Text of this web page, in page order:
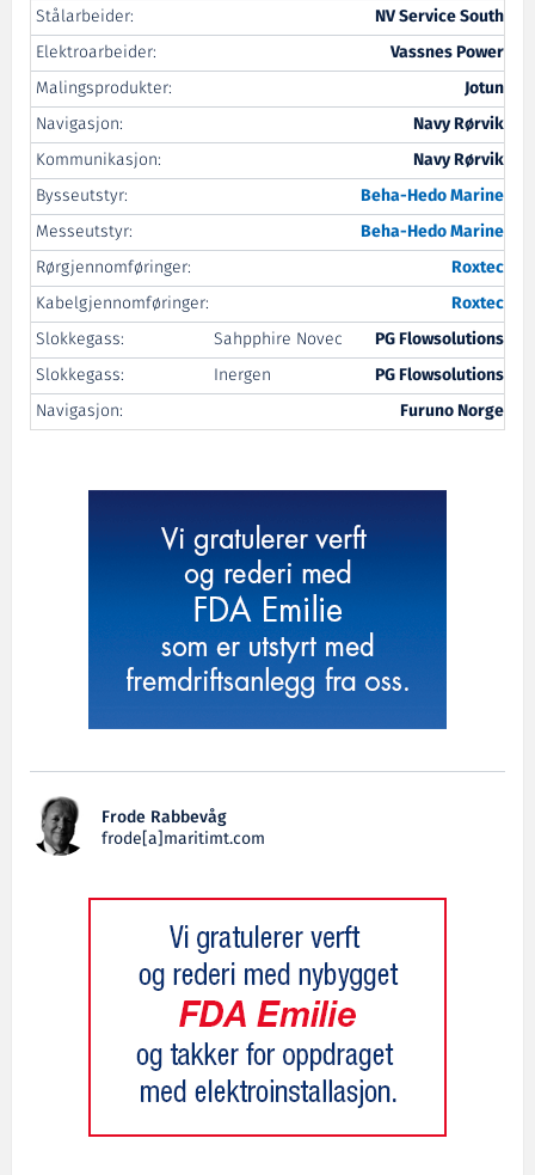
Stålarbeider:
NV Service South
Elektroarbeider:
Vassnes Power
Malingsprodukter:
Jotun
Navigasjon:
Navy Rørvik
Kommunikasjon:
Navy Rørvik
Bysseutstyr:
Beha-Hedo Marine
Messeutstyr:
Beha-Hedo Marine
Rørgjennomføringer:
Roxtec
Kabelgjennomføringer:
Roxtec
Slokkegass:
Sahpphire Novec
PG Flowsolutions
Slokkegass:
Inergen
PG Flowsolutions
Navigasjon:
Furuno Norge
Frode Rabbevåg
frode[a]maritimt.com